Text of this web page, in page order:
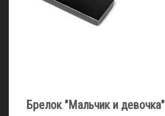
Брелок "Мальчик и девочка"